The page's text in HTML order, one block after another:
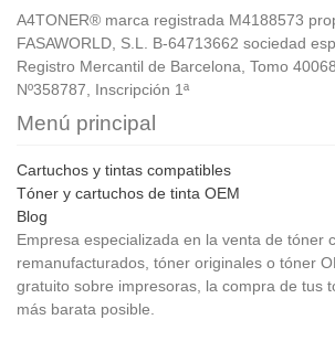
A4TONER® marca registrada M4188573
FASAWORLD, S.L. B-64713662 sociedad
Registro Mercantil de Barcelona, Tomo
Nº358787, Inscripción 1ª
Menú principal
Cartuchos y tintas compatibles
Tóner y cartuchos de tinta OEM
Blog
Empresa especializada en la venta de tóner
remanufacturados, tóner originales o tóner
gratuito sobre impresoras, la compra de tus
más barata posible.